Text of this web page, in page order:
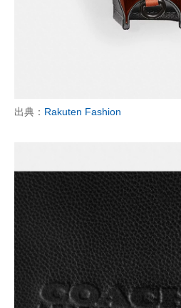
出典： Rakuten Fashion